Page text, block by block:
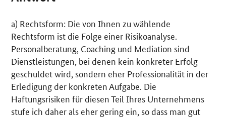
a) Rechtsform: Die von Ihnen zu wählende
Rechtsform ist die Folge einer Risikoanalyse.
Personalberatung, Coaching und Mediation sind
Dienstleistungen, bei denen kein konkreter Erfolg
geschuldet wird, sondern eher Professionalität in der
Erledigung der konkreten Aufgabe. Die
Haftungsrisiken für diesen Teil Ihres Unternehmens
stufe ich daher als eher gering ein, so dass man gut